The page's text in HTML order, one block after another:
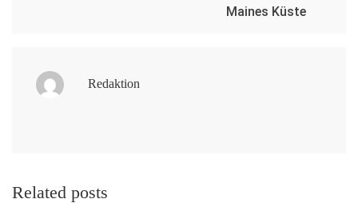
Maines Küste
Redaktion
Related posts